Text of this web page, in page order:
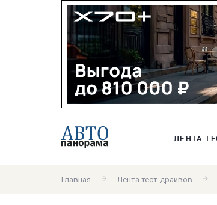
ЛЕНТА
Главная Лента тест-драйвов